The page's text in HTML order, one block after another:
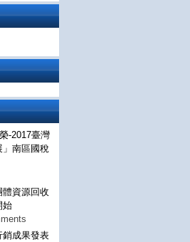
-2017臺灣
」南區國稅
資源回收
始
銷成果發表